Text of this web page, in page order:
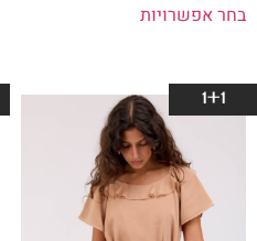
בחר אפשרויות
1+1